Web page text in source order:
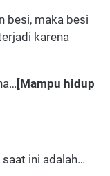
besi, maka besi
karena
[Mampu hidup
ini adalah…